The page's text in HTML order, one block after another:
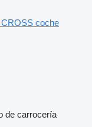
coche
de carrocería